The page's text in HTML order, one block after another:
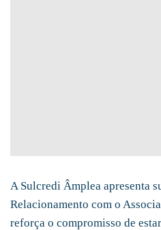
A Sulcredi Âmplea apresenta
Relacionamento com o
reforça o compromisso de